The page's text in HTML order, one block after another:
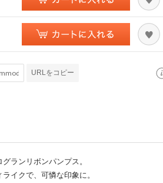
URLをコピー
ランリボンパンプス。
イクで、可憐な印象に。